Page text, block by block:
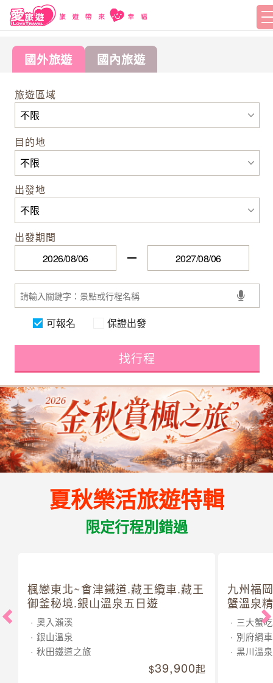
國外旅遊 國內旅遊
旅遊區域
目的地
出發地
出發期間
可報名 保證出發
找行程
夏秋樂活旅遊特輯
限定行程別錯過
楓戀東北~會津鐵道.藏王纜車.藏王
御釜秘境.銀山溫泉五日遊
奧入瀨溪
銀山溫泉
秋田鐵道之旅
39,900起
九州福
蟹溫泉
三大蟹
別府纜車
黑川溫泉